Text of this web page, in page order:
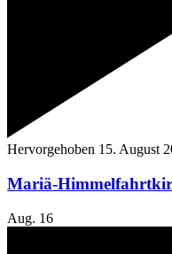
Hervorgehoben 15. August
Mariä-
Aug. 16